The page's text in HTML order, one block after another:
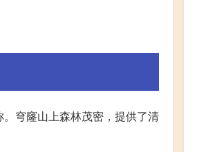
。穹窿山上森林茂密，提供了清